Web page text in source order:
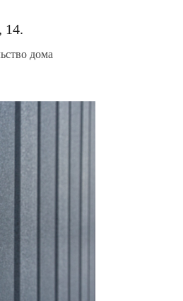
дома
14.